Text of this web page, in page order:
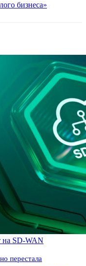
бизнеса»
на SD-WAN
перестала